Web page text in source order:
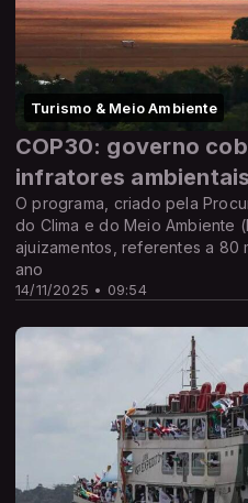
Turismo & Meio Ambiente
14/11/2025 • 09:54
COP30: governo
infratores ambientais
O programa, criado pela
do Clima e do Meio Ambiente
ajuizamentos, referentes a 80
ano